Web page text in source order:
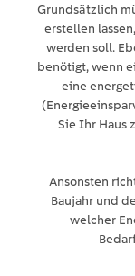
Grundsätzlich
erstellen
werden soll.
benötigt, wenn
eine
Sie Ihr Haus
Ansonsten
Baujahr und
welcher